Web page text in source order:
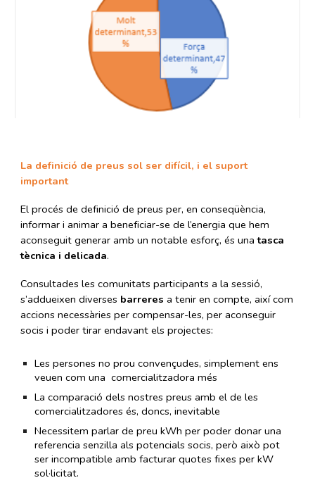
La definició de preus sol ser difícil, i el suport
important
El procés de definició de preus per, en conseqüència,
informar i animar a beneficiar-se de l’energia que hem
aconseguit generar amb un notable esforç, és unatasca
tècnica i delicada.
Consultades les comunitats participants a la sessió,
s’addueixen diverses barreres a tenir en compte, així com
accions necessàries per compensar-les, per aconseguir
socis i poder tirar endavant els projectes:
Les persones no prou convençudes, simplement ens
veuen com una comercialitzadora més
La comparació dels nostres preus amb el de les
comercialitzadores és, doncs, inevitable
Necessitem parlar de preu kWh per poder donar una
referencia senzilla als potencials socis, però això pot
ser incompatible amb facturar quotes fixes per kW
sol·licitat.